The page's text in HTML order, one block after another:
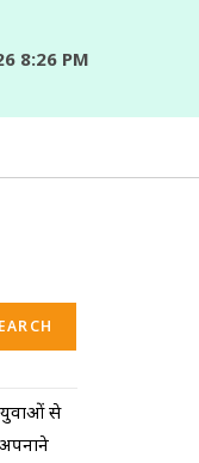
8:26 PM
से
अपनाने